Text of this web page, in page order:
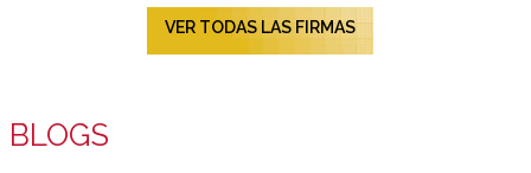
VER TODAS LAS FIRMAS
BLOGS